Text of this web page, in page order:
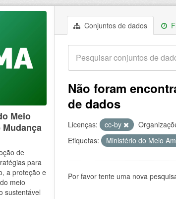
Conjuntos de dados
Não foram
de dados
Licenças: cc-by
Etiquetas:
Ministério do Meio
Por favor tente uma nova
Meio
de
para
a proteção e
meio
sustentável